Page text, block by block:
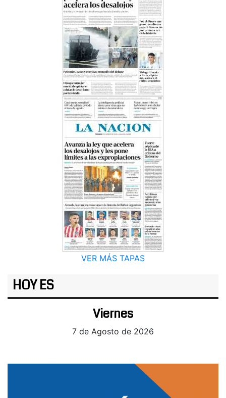
VER MÁS TAPAS
HOY ES
Viernes
7 de Agosto de 2026